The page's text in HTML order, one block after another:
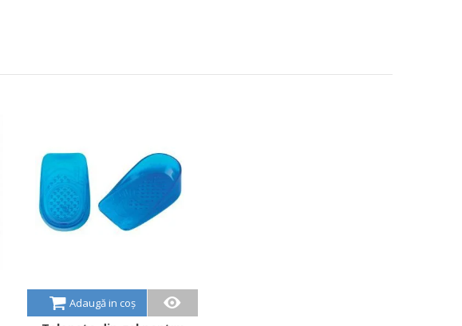
Adaugă in coș